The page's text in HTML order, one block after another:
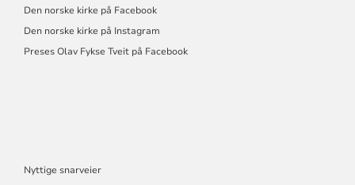
Den norske kirke på Facebook
Den norske kirke på Instagram
Preses Olav Fykse Tveit på Facebook
Nyttige snarveier